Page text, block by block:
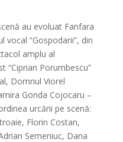
au evoluat Fanfara
vocal “Gospodarii”, din
amplu al
“Ciprian Porumbescu”
Domnul Viorel
Gonda Cojocaru –
urcării pe scenă:
Florin Costan,
Semeniuc, Dana